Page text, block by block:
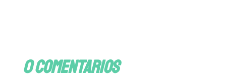
0 comentarios